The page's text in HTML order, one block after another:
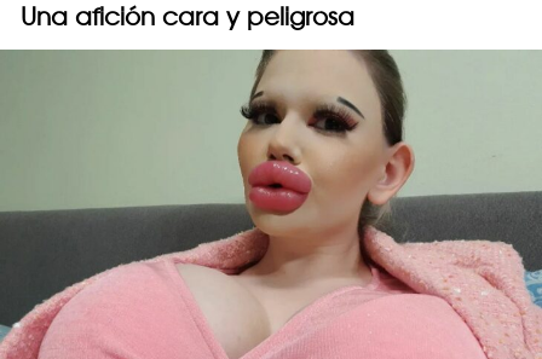
Una afición cara y peligrosa